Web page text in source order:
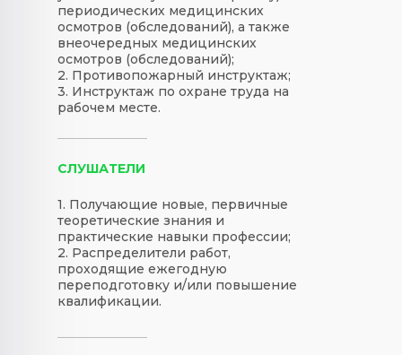
СЛУШАТЕЛИ
1. Получающие новые, первичные
теоретические знания и
практические навыки профессии;
2. Распределители работ,
проходящие ежегодную
переподготовку и/или повышение
квалификации.
периодических медицинских
осмотров (обследований), а также
внеочередных медицинских
осмотров (обследований);
2. Противопожарный инструктаж;
3. Инструктаж по охране труда на
рабочем месте.